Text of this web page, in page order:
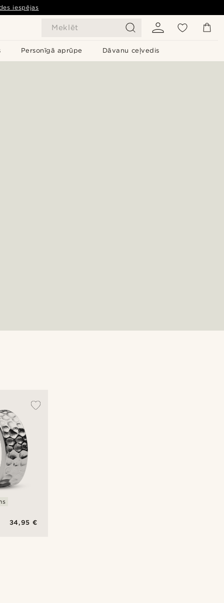
Meklēt
Personīgā aprūpe Dāvanu ceļvedis
iespējas
34,95 €